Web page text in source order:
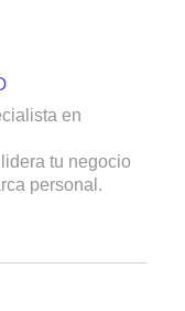
en
tu negocio
personal.